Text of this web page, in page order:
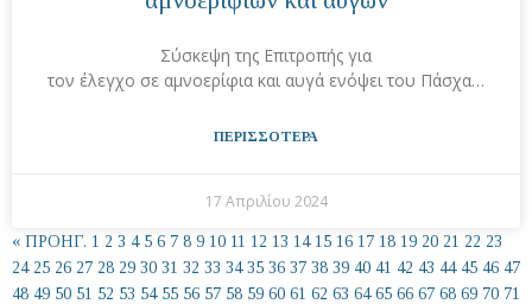
Σύσκεψη της Επιτροπής για
τον έλεγχο σε αμνοερίφια και αυγά ενόψει του Πάσχα…
ΠΕΡΙΣΣΟΤΕΡΑ
17 Απριλίου 2024
« ΠΡΟΗΓ. 1 2 3 4 5 6 7 8 9 10 11 12 13 14 15 16 17 18 19 20 21 22 23
24 25 26 27 28 29 30 31 32 33 34 35 36 37 38 39 40 41 42 43 44 45 46 47
48 49 50 51 52 53 54 55 56 57 58 59 60 61 62 63 64 65 66 67 68 69 70 71